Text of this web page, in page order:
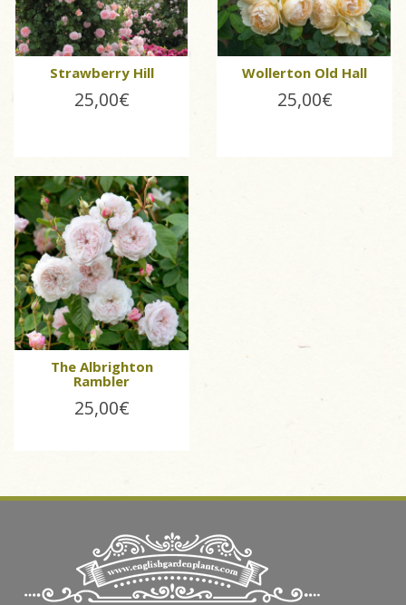
Strawberry Hill
25,00€
Wollerton Old Hall
25,00€
The Albrighton
Rambler
25,00€